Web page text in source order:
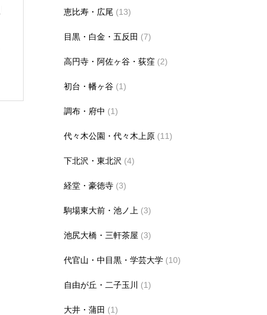
恵比寿・広尾 (13)
目黒・白金・五反田 (7)
高円寺・阿佐ヶ谷・荻窪 (2)
初台・幡ヶ谷 (1)
調布・府中 (1)
代々木公園・代々木上原 (11)
下北沢・東北沢 (4)
経堂・豪徳寺 (3)
駒場東大前・池ノ上 (3)
池尻大橋・三軒茶屋 (3)
代官山・中目黒・学芸大学 (10)
自由が丘・二子玉川 (1)
大井・蒲田 (1)